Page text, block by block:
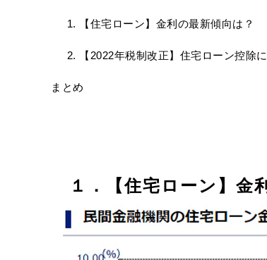
【住宅ローン】金利の最新傾向は？
【2022年税制改正】住宅ローン控除
まとめ
１．【住宅ローン】金